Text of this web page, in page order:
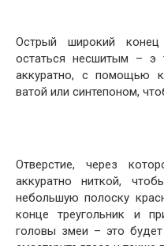
Острый широкий
остаться несшитым – э
аккуратно, с помощью
ватой или синтепоном,
Отверстие, через
аккуратно ниткой,
небольшую полоску
конце треугольник и
головы змеи – это